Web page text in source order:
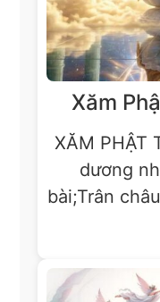
Xăm
XĂM PHẬT
dương
bài;Trân